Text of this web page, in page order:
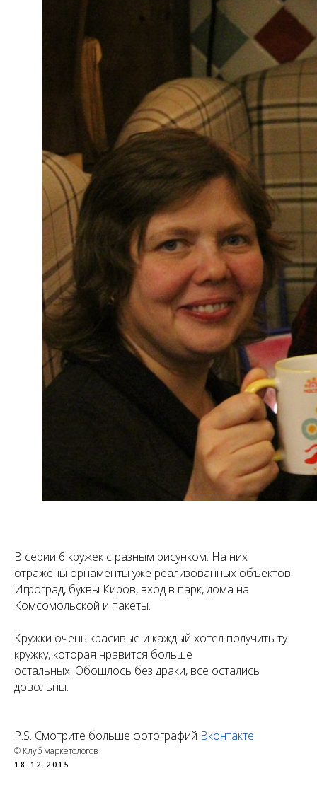
В серии 6 кружек с разным рисунком. На них
отражены орнаменты уже реализованных объектов:
Игроград, буквы Киров, вход в парк, дома на
Комсомольской и пакеты.
Кружки очень красивые и каждый хотел получить ту
кружку, которая нравится больше
остальных. Обошлось без драки, все остались
довольны.
P.S. Смотрите больше фотографий Вконтакте
© Клуб маркетологов
18.12.2015